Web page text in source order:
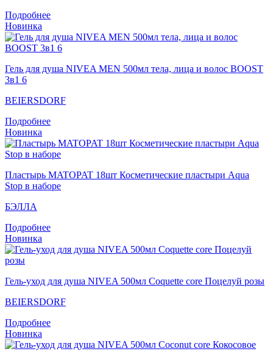
Подробнее
Новинка
Гель для душа NIVEA MEN 500мл тела, лица и волос BOOST
3в1 6
BEIERSDORF
Подробнее
Новинка
Пластырь MATOPAT 18шт Косметические пластыри Aqua
Stop в наборе
БЭЛЛА
Подробнее
Новинка
Гель-уход для душа NIVEA 500мл Coquette core Поцелуй розы
BEIERSDORF
Подробнее
Новинка